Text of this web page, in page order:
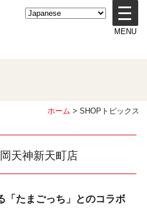
メ
ニ
ュ
MENU
ホーム > SHOPトピックス
天神新天町店
「たまごっち」とのコラボ